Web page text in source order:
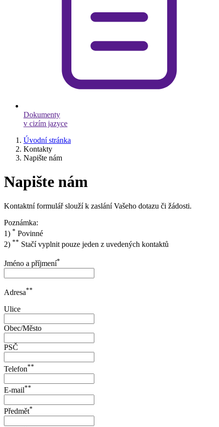
Dokumenty
v cizím jazyce
Úvodní stránka
Kontakty
Napište nám
Napište nám
Kontaktní formulář slouží k zaslání Vašeho dotazu či žádosti.
Poznámka:
1) * Povinné
2) ** Stačí vyplnit pouze jeden z uvedených kontaktů
Jméno a příjmení*
Adresa**
Ulice
Obec/Město
PSČ
Telefon**
E-mail**
Předmět*